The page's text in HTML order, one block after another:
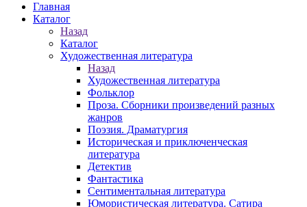
Главная
Каталог
Назад
Каталог
Художественная литература
Назад
Художественная литература
Фольклор
Проза. Сборники произведений разных
жанров
Поэзия. Драматургия
Историческая и приключенческая
литература
Детектив
Фантастика
Сентиментальная литература
Юмористическая литература. Сатира